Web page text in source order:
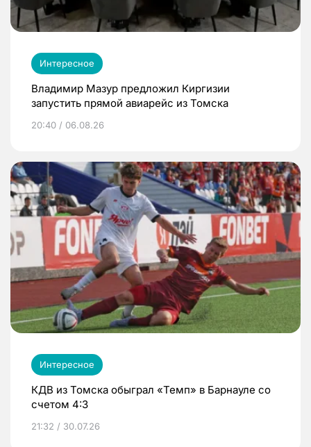
Интересное
Владимир Мазур предложил Киргизии
запустить прямой авиарейс из Томска
20:40 / 06.08.26
Интересное
КДВ из Томска обыграл «Темп» в Барнауле со
счетом 4:3
21:32 / 30.07.26